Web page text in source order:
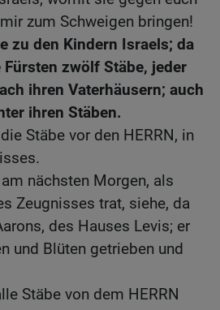
zum Schweigen bringen!
zu den Kindern Israels; da
zwölf Stäbe, jeder
ihren Vaterhäusern; auch
ihren Stäben.
Stäbe vor den HERRN, in
nächsten Morgen, als
Zeugnisses trat, siehe, da
des Hauses Levis; er
und Blüten getrieben und
Stäbe von dem HERRN